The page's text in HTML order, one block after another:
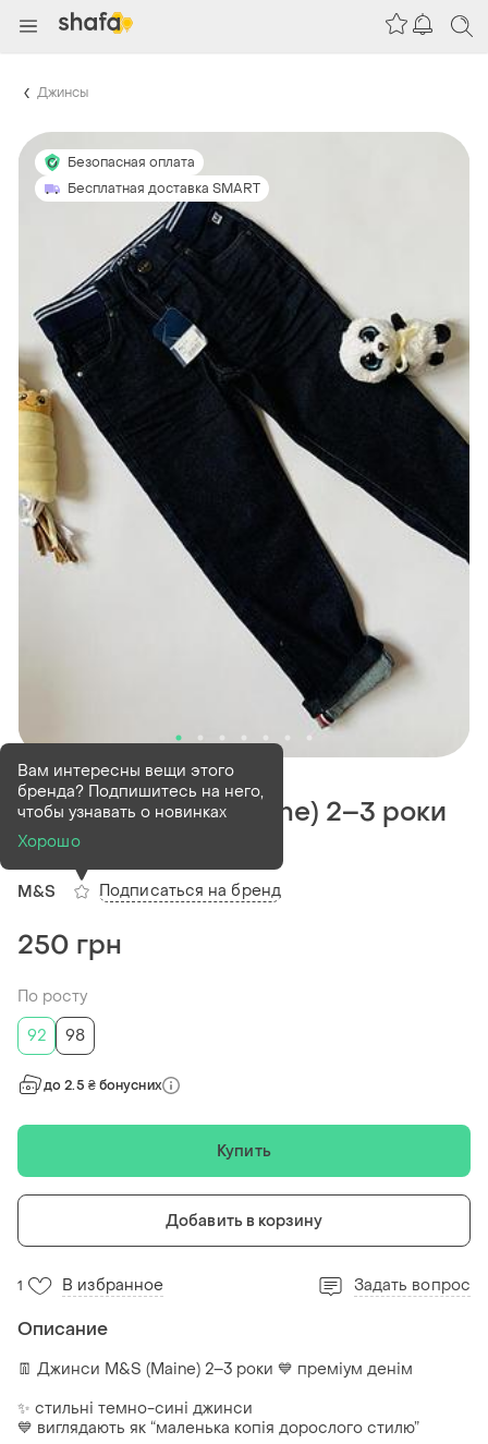
Джинсы
Безопасная оплата
Бесплатная доставка SMART
В наличии1 шт
👖 джинси m&s (maine) 2–3 роки
💙 преміум денім
M&S
Вам интересны вещи этого
бренда? Подпишитесь на него,
чтобы узнавать о новинках
Хорошо
Подписаться на бренд
250 грн
По росту
92
98
до 2.5 ₴ бонусних
Купить
Добавить в корзину
1 В избранное Задать вопрос
Описание
👖 Джинси M&S (Maine) 2–3 роки 💙 преміум денім
✨ стильні темно-сині джинси
💙 виглядають як “маленька копія дорослого стилю”